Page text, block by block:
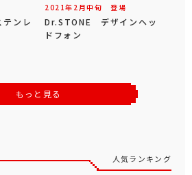
ンレ
2021年 2 月中旬 登場
Dr.STONE デザインヘッ
ドフォン
もっと見る
人気ランキング